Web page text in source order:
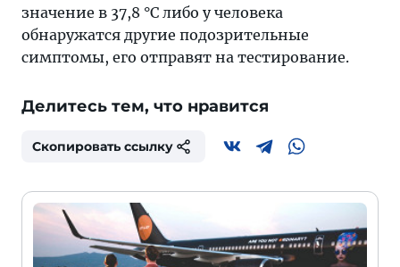
значение в 37,8 °С либо у человека
обнаружатся другие подозрительные
симптомы, его отправят на тестирование.
Делитесь тем, что нравится
Скопировать ссылку